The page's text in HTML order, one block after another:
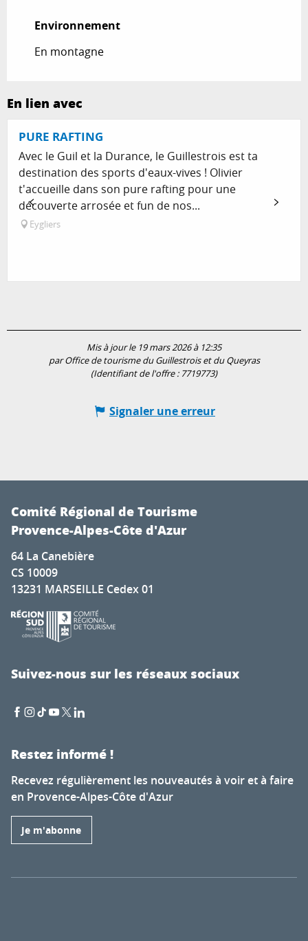
Environnement
Environnement
En montagne
En lien avec
PURE RAFTING
Avec le Guil et la Durance, le Guillestrois est ta
destination des sports d'eaux-vives ! Olivier
t'accueille dans son pure rafting pour une
découverte arrosée et fun de nos...
Eygliers
Mis à jour le 19 mars 2026 à 12:35
par Office de tourisme du Guillestrois et du Queyras
(Identifiant de l'offre : 7719773)
Signaler une erreur
Comité Régional de Tourisme
Provence-Alpes-Côte d'Azur
64 La Canebière
CS 10009
13231 MARSEILLE Cedex 01
Suivez-nous sur les réseaux sociaux
Restez informé !
Recevez régulièrement les nouveautés à voir et à faire
en Provence-Alpes-Côte d'Azur
Je m'abonne